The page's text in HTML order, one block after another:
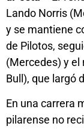
Lando Norris
y se mantiene
de Pilotos,
(Mercedes) y el
Bull), que largó
En una carrera
pilarense no